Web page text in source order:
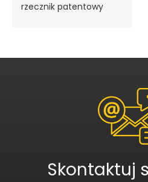
rzecznik patentowy
Skontaktuj